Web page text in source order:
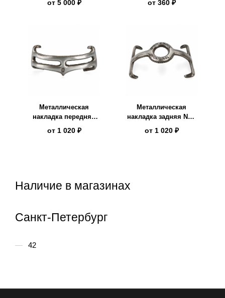
от 5 000 ₽ от 360 ₽
Металлическая
накладка передняя
New Rock
от 1 020 ₽
Металлическая
накладка задняя New
от 1 020 ₽
Наличие в магазинах
Санкт-Петербург
42